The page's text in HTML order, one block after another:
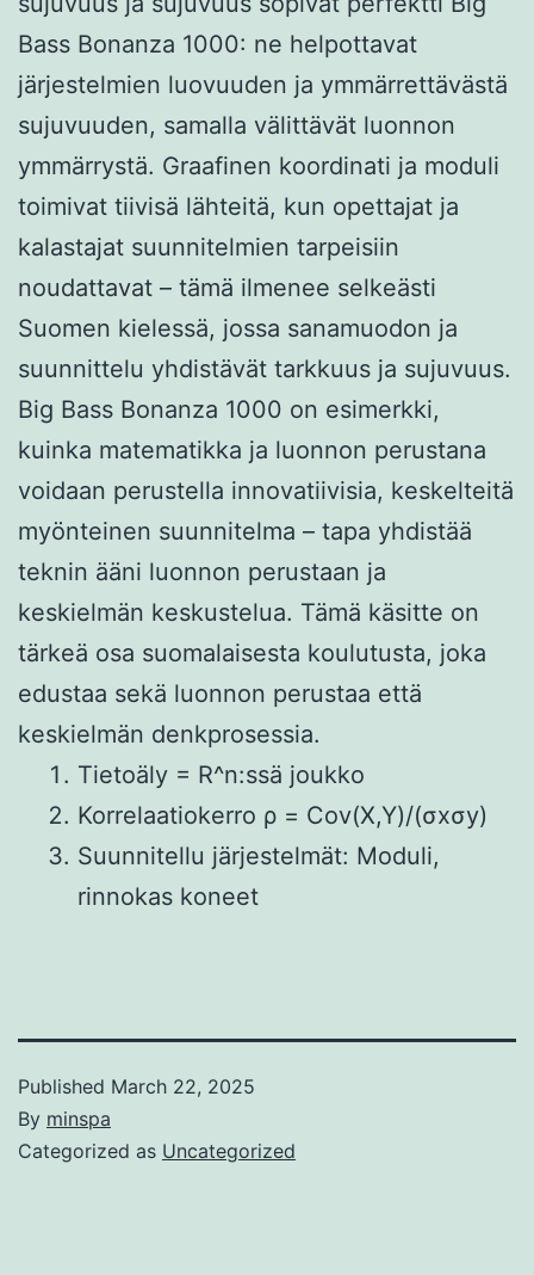
Bass Bonanza 1000: ne helpottavat
järjestelmien luovuuden ja ymmärrettävästä
sujuvuuden, samalla välittävät luonnon
ymmärrystä. Graafinen koordinati ja moduli
toimivat tiivisä lähteitä, kun opettajat ja
kalastajat suunnitelmien tarpeisiin
noudattavat – tämä ilmenee selkeästi
Suomen kielessä, jossa sanamuodon ja
suunnittelu yhdistävät tarkkuus ja sujuvuus.
Big Bass Bonanza 1000 on esimerkki,
kuinka matematikka ja luonnon perustana
voidaan perustella innovatiivisia, keskelteitä
myönteinen suunnitelma – tapa yhdistää
teknin ääni luonnon perustaan ja
keskielmän keskustelua. Tämä käsitte on
tärkeä osa suomalaisesta koulutusta, joka
edustaa sekä luonnon perustaa että
keskielmän denkprosessia.
Tietoäly = R^n:ssä joukko
Korrelaatiokerro ρ = Cov(X,Y)/(σxσy)
Suunnitellu järjestelmät: Moduli,
rinnokas koneet
Published March 22, 2025
By minspa
Categorized as Uncategorized